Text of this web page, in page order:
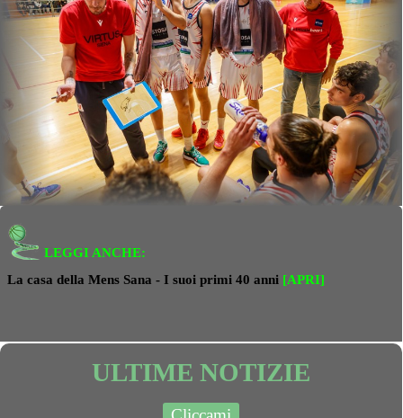
LEGGI ANCHE:
La casa della Mens Sana - I suoi primi 40 anni [APRI]
ULTIME NOTIZIE